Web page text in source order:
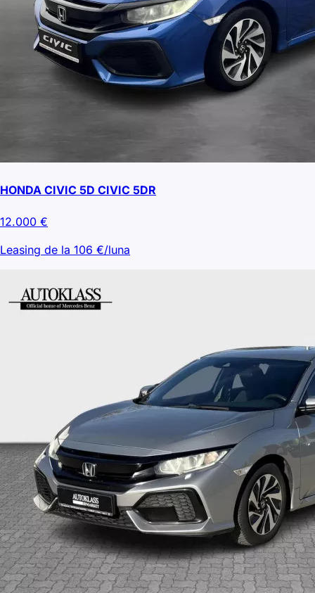
HONDA CIVIC 5D CIVIC 5DR
12.000 €
Leasing de la 106 €/luna